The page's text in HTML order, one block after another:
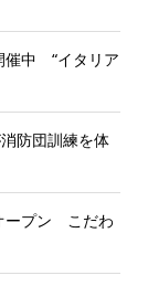
催中 “イタリア
防団訓練を体
ープン こだわ